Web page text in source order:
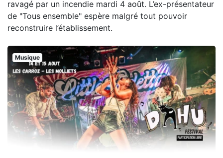
ravagé par un incendie mardi 4 août. L’ex-présentateur
de "Tous ensemble" espère malgré tout pouvoir
reconstruire l’établissement.
Musique